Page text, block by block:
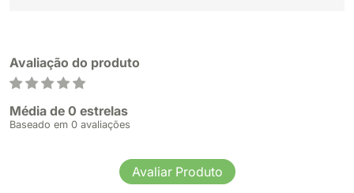
Avaliação do produto
Média de 0 estrelas
Baseado em 0 avaliações
Avaliar Produto